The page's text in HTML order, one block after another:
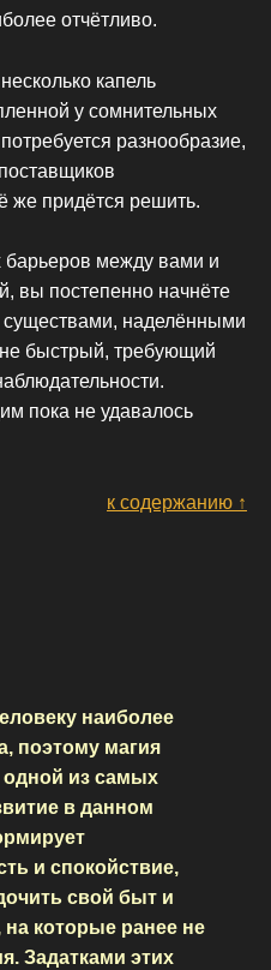
отчётливо.
капель
у сомнительных
разнообразие,
же придётся решить.
барьеров между вами и
вы постепенно начнёте
существами, наделёнными
быстрый, требующий
пока не удавалось
к содержанию ↑
наиболее
поэтому магия
из самых
в данном
и спокойствие,
свой быт и
которые ранее не
Задатками этих